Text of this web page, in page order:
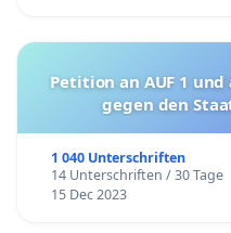
Petition an AUF 1
gegen den
1 040 Unterschriften
14 Unterschriften / 30 Tage
15 Dec 2023